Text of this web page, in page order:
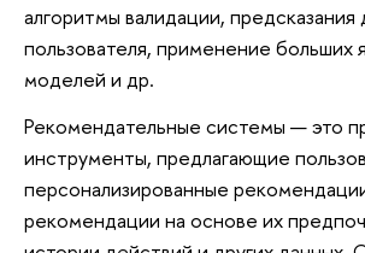
алгоритмы валидации, предсказания
пользователя, применение больших
моделей и др.
Рекомендательные системы — это
инструменты, предлагающие
персонализированные
рекомендации на основе их